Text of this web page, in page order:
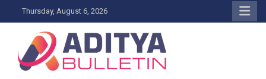
to
Thursday, August 6, 2026